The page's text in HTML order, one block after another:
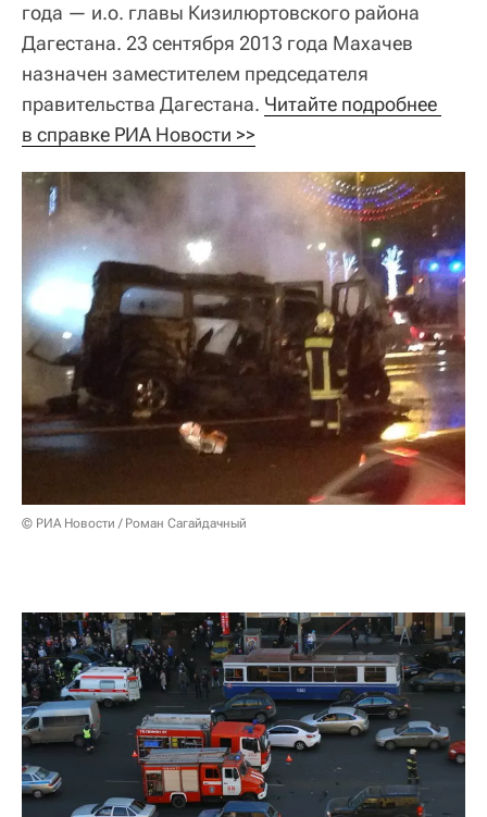
года — и.о. главы Кизилюртовского района
Дагестана. 23 сентября 2013 года Махачев
назначен заместителем председателя
правительства Дагестана. Читайте подробнее
в справке РИА Новости >>
© РИА Новости / Роман Сагайдачный